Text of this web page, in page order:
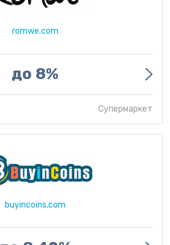
romwe.com
до 8%
Супермаркет
buyincoins.com